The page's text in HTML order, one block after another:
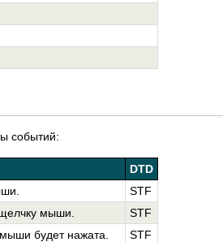
событий:
DTD
STF
мыши.
STF
будет нажата. STF